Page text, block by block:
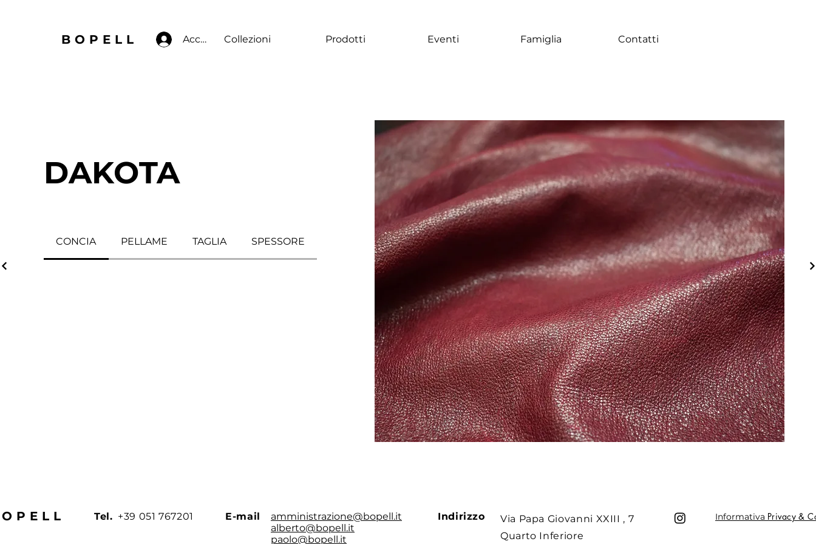
BOPELL Accedi Collezioni Prodotti Eventi Famiglia Contatti
DAKOTA
CONCIA PELLAME TAGLIA SPESSORE
Tel. +39 051 767201 E-mail
amministrazione@bopell.it
alberto@bopell.it
paolo@bopell.it
Indirizzo
Via Papa Giovanni XXIII , 7
Quarto Inferiore
Informativa Privacy &